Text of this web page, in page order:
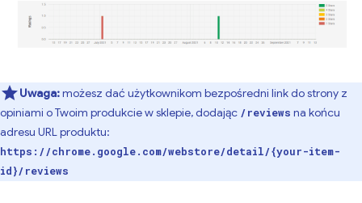
Uwaga:możesz dać użytkownikom bezpośredni link do strony z
opiniami o Twoim produkcie w sklepie, dodając /reviews na końcu
adresu URL produktu:
https://chrome.google.com/webstore/detail/{your-item-
id}/reviews